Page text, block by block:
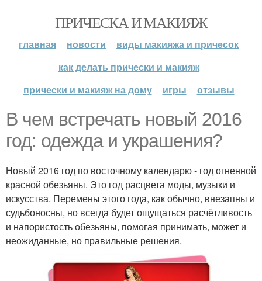
ПРИЧЕСКА И МАКИЯЖ
главная новости
виды макияжа и причесок
как делать прически и макияж
прически и макияж на дому
игры отзывы
В чем встречать новый 2016
год: одежда и украшения?
Новый 2016 год по восточному календарю - год огненной
красной обезьяны. Это год расцвета моды, музыки и
искусства. Перемены этого года, как обычно, внезапны и
судьбоносны, но всегда будет ощущаться расчётливость
и напористость обезьяны, помогая принимать, может и
неожиданные, но правильные решения.